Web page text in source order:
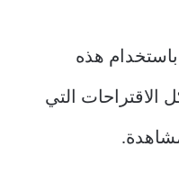
باستخدام هذه
الاقتراحات التي